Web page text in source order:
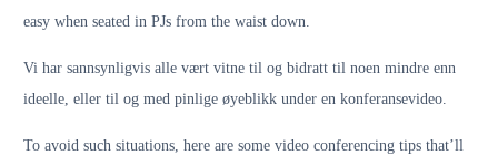
easy when seated in PJs from the waist down.
Vi har sannsynligvis alle vært vitne til og bidratt til noen mindre enn
ideelle, eller til og med pinlige øyeblikk under en konferansevideo.
To avoid such situations, here are some video conferencing tips that’ll